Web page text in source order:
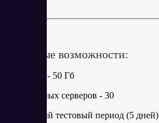
Ключевые возможности:
Диск SSD - 50 Гб
Виртуальных серверов - 30
Бесплатный тестовый период (5 дней)